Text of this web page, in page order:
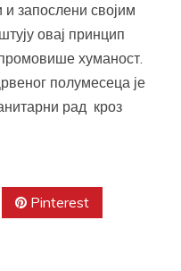
запослени својим
овај принцип
хуманост.
полумесеца је
рад кроз
Pinterest